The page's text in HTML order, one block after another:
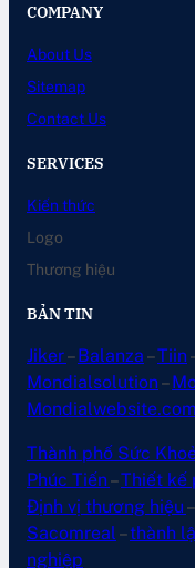
COMPANY
About Us
Sitemap
Contact Us
SERVICES
Kiến thức
Logo
Thương hiệu
BẢN TIN
Jiker–Balanza –Tiin
Mondialsolution–
Mondialwebsite.com
Thành phố Sức
Phúc Tiến–Thiết kế
Định vị thương hiệu –
Sacomreal –thành
nghiệp